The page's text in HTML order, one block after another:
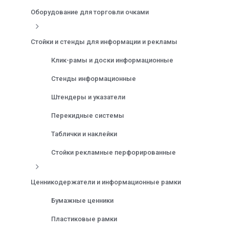
Оборудование для торговли очками
Стойки и стенды для информации и рекламы
Клик-рамы и доски информационные
Стенды информационные
Штендеры и указатели
Перекидные системы
Таблички и наклейки
Стойки рекламные перфорированные
Ценникодержатели и информационные рамки
Бумажные ценники
Пластиковые рамки